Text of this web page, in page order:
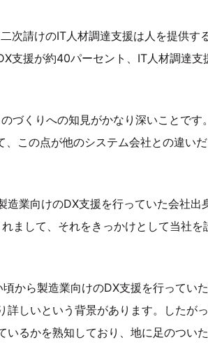
次請けのIT人材調達支援は人を提供す
支援が約40パーセント、IT人材調達支
づくりへの知見がかなり深いことです
この点が他のシステム会社との違い
業向けのDX支援を行っていた会社出
まして、それをきっかけとして当社を
から製造業向けのDX支援を行ってい
しいという背景があります。したが
るかを熟知しており、地に足のつい